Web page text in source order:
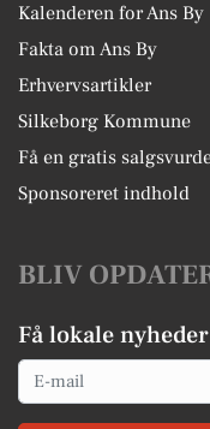
Kalenderen for Ans By
Fakta om Ans By
Erhvervsartikler
Silkeborg Kommune
Få en gratis
Sponsoreret indhold
BLIV
Få lokale
Email